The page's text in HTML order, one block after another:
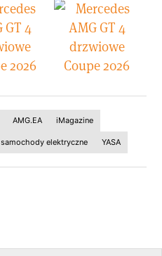
AMG.EA iMagazine
samochody elektryczne YASA